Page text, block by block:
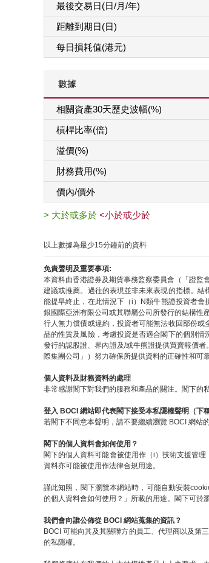
最後交易日(日/月/年)
距離到期日(日)
每日損耗值(港元)
數據
相關資產30天歷史波幅(%)
槓桿比率(倍)
溢價(%)
財務費用(%)
價內/價外
> 大於或多於 <小於或少於
以上數據為最少15分鐘前的資料
免責聲明及重要事項:
本資料由香港證券及期貨事務監察委員會（「證監
建議或推薦。過往的表現並非未來表現的指標。
能提早終止，在此情況下（i）N類牛熊證投資者
銀國際亞洲有限公司或其聯屬公司所發行的結構性
行人無力償債或違約，投資者可能無法收回部份
品的性質及風險，考慮投資是否適合閣下的個別
發行的認股證、界內證及/或牛熊證提供買賣報價
際集團公司」）努力確保所提供資料的正確性和可
個人資料及財務資料的處理
非常感謝閣下對我們的服務和產品的關注。閣下的
登入 BOCI 網站即代表閣下接受本私隱權聲明（下
若閣下不同意本聲明，請不要繼續瀏覽 BOCI 網站的
閣下的個人資料會如何使用？
閣下的個人資料可能會被使用作（i）技術支援管
資料亦可能被使用作法律合規用途。
謹此知照，閱下瀏覽本網站時，可能自動安裝
的個人資料會如何使用？」所載的用途。閣下可於
我們會向誰公佈從 BOCI 網站蒐集的資訊？
BOCI 可能向其及其關聯方的員工、代理商以及第
的私隱權。